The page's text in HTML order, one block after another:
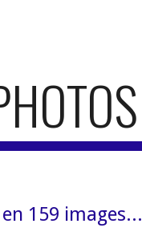
159 images...